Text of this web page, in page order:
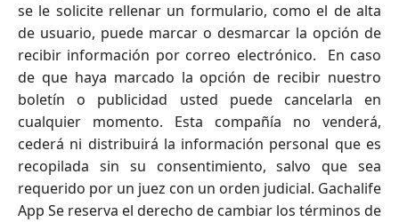
se le solicite rellenar un formulario, como el de alta
de usuario, puede marcar o desmarcar la opción de
recibir información por correo electrónico. En caso
de que haya marcado la opción de recibir nuestro
boletín o publicidad usted puede cancelarla en
cualquier momento. Esta compañía no venderá,
cederá ni distribuirá la información personal que es
recopilada sin su consentimiento, salvo que sea
requerido por un juez con un orden judicial. Gachalife
App Se reserva el derecho de cambiar los términos de